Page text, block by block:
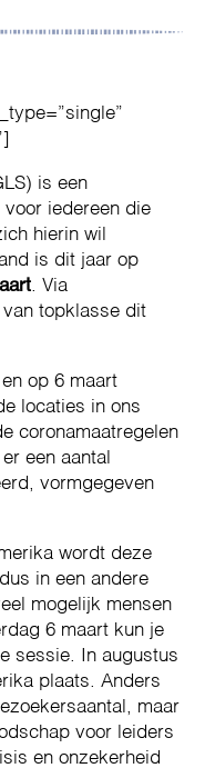
is een
iedereen die
hierin wil
is dit jaar op
. Via
topklasse dit
op 6 maart
locaties in ons
coronamaatregelen
een aantal
vormgegeven
wordt deze
in een andere
mogelijk mensen
6 maart kun je
sessie. In augustus
plaats. Anders
maar
voor leiders
en onzekerheid